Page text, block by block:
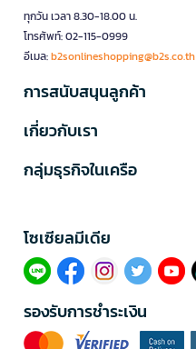
ทุกวัน เวลา 8.30-18.00 น.
โทรศัพท์: 02-115-0999
อีเมล:b2sonlineshopping@b2s.co.th
การสนับสนุนลูกค้า
เกี่ยวกับเรา
กลุ่มธุรกิจในเครือ
โซเซียลมีเดีย​
รองรับการชำระเงิน